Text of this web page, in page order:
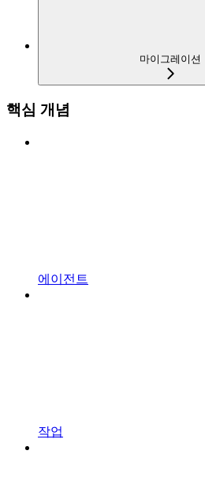
마이그레이션
핵심 개념
에이전트
작업